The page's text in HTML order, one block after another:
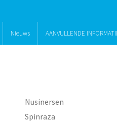
Nieuws AANVULLENDE
Nusinersen
Spinraza